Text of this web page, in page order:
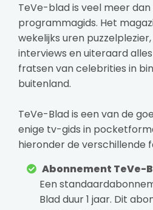
TeVe-blad is veel meer dan
programmagids. Het
wekelijks uren
interviews en uiteraard
fratsen van celebrities in
buitenland.
TeVe-Blad is een van de
enige tv-gids in
hieronder de verschillende
Abonnement TeVe-
Een
Blad duur 1 jaar. Dit